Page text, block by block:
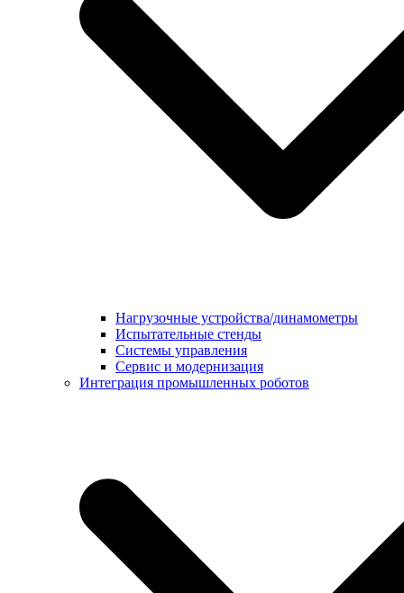
Нагрузочные устройства/динамометры
Испытательные стенды
Системы управления
Сервис и модернизация
Интеграция промышленных роботов